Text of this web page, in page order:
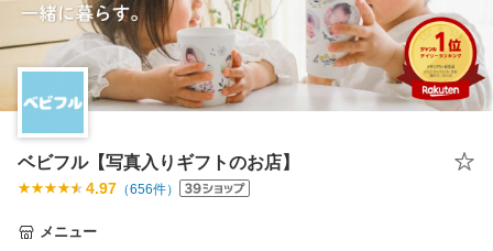
ベビフル【写真入りギフトのお店】
4.97 （656件）
メニュー